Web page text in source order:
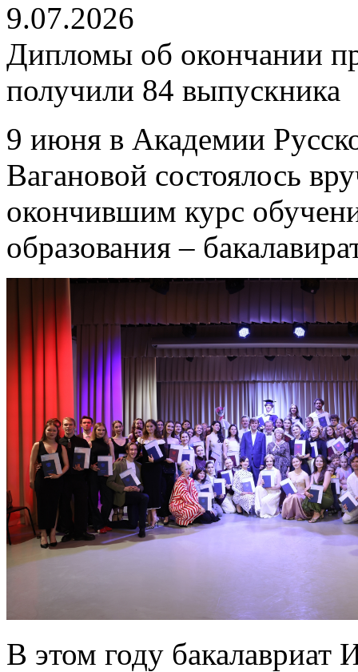
9.07.2026
Дипломы об окончании
получили 84 выпускника
9 июня в Академии
Вагановой состоялось
окончившим курс
образования –
В этом году бакалавриат